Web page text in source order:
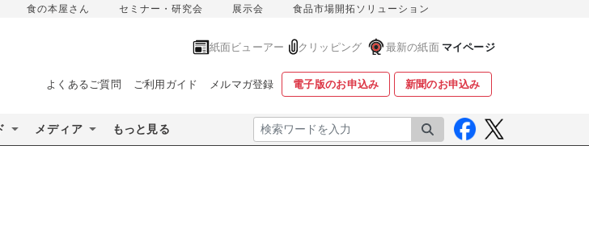
食の本屋さん セミナー・研究会 展示会 食品市場開拓ソリューション
紙面ビューアー クリッピング 最新の紙面 マイページ
よくあるご質問 ご利用ガイド メルマガ登録 電子版のお申込み 新聞のお申込み
メディア もっと見る 検索